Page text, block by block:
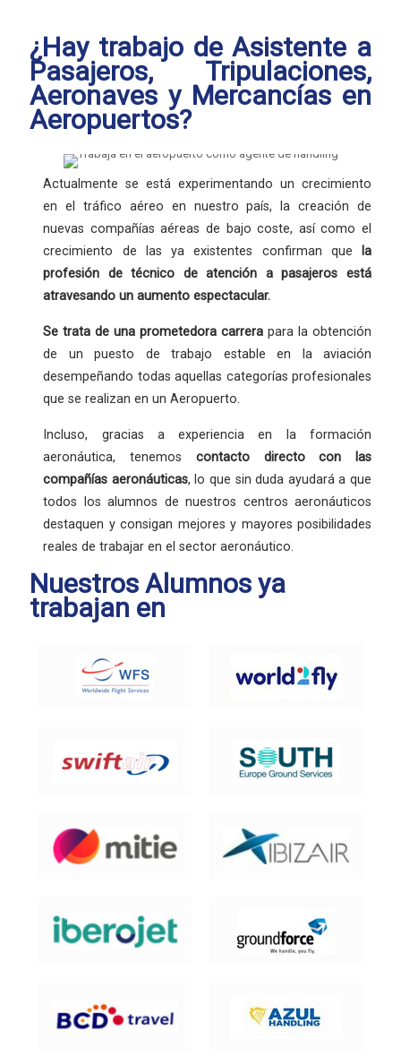
¿Hay trabajo de Asistente a
Pasajeros, Tripulaciones,
Aeronaves y Mercancías en
Aeropuertos?
Actualmente se está experimentando un crecimiento
en el tráfico aéreo en nuestro país, la creación de
nuevas compañías aéreas de bajo coste, así como el
crecimiento de las ya existentes confirman que
la
profesión
de técnico de atención a pasajeros está
atravesando un aumento espectacular.
Se trata de unaprometedora carrera para la obtención
de un puesto de trabajo estable en la aviación
desempeñando todas aquellas categorías profesionales
que se realizan en un Aeropuerto.
Incluso, gracias a experiencia en la formación
aeronáutica, tenemos contacto directo con las
compañías aeronáuticas, lo que sin duda ayudará a que
todos los alumnos de nuestros centros aeronáuticos
destaquen y consigan mejores y mayores posibilidades
reales de trabajar en el sector aeronáutico.
Nuestros Alumnos ya
trabajan en